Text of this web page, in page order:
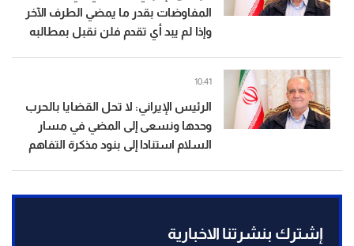
المفاوضات بقدر ما يمضي الطرف الآخر
وإذا لم يبد أي تقدم فلن نقبل بمطالبه
الرئيس الإيراني: لا تحل القضايا بالحرب
وحدها ونسعى إلى المضي في مسار
السلام استنادا إلى بنود مذكرة التفاهم
10:41
إشترك بنشرتنا الاخبارية